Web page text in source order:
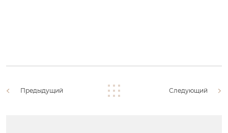
Предыдущий Следующий